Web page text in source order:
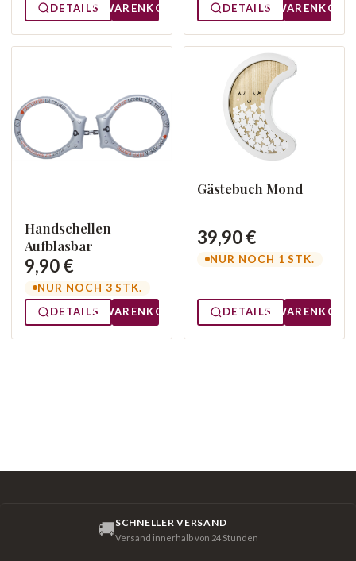
DETAILS
WARENKORB DETAILS WARENKORB
Handschellen
Aufblasbar
9,90 €
NUR NOCH 3 STK.
DETAILS
WARENKORB
Gästebuch Mond
39,90 €
NUR NOCH 1 STK.
DETAILS WARENKORB
🚚SCHNELLER VERSAND
Versand innerhalb von 24 Stunden